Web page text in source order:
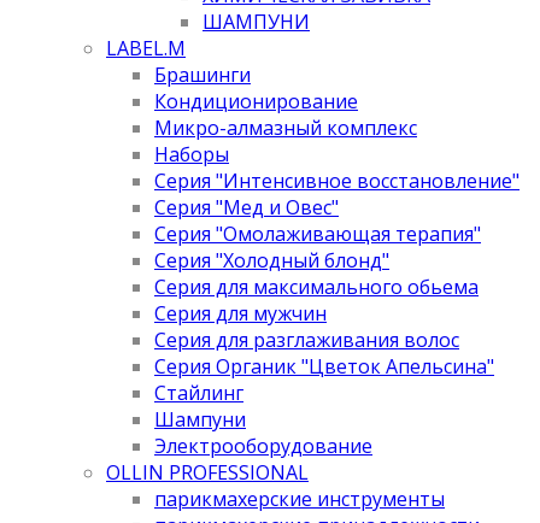
ШАМПУНИ
LABEL.M
Брашинги
Кондиционирование
Микро-алмазный комплекс
Наборы
Серия "Интенсивное восстановление"
Серия "Мед и Овес"
Серия "Омолаживающая терапия"
Серия "Холодный блонд"
Серия для максимального обьема
Серия для мужчин
Серия для разглаживания волос
Серия Органик "Цветок Апельсина"
Стайлинг
Шампуни
Электрооборудование
OLLIN PROFESSIONAL
парикмахерские инструменты